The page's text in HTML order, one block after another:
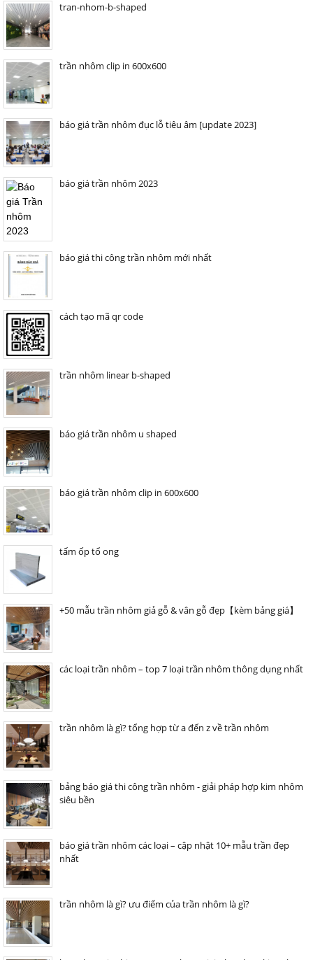
tran-nhom-b-shaped
trần nhôm clip in 600x600
báo giá trần nhôm đục lỗ tiêu âm [update 2023]
báo giá trần nhôm 2023
báo giá thi công trần nhôm mới nhất
cách tạo mã qr code
trần nhôm linear b-shaped
báo giá trần nhôm u shaped
báo giá trần nhôm clip in 600x600
tấm ốp tổ ong
+50 mẫu trần nhôm giả gỗ & vân gỗ đẹp【kèm bảng giá】
các loại trần nhôm – top 7 loại trần nhôm thông dụng nhất
trần nhôm là gì? tổng hợp từ a đến z về trần nhôm
bảng báo giá thi công trần nhôm - giải pháp hợp kim nhôm
siêu bền
báo giá trần nhôm các loại – cập nhật 10+ mẫu trần đẹp
nhất
trần nhôm là gì? ưu điểm của trần nhôm là gì?